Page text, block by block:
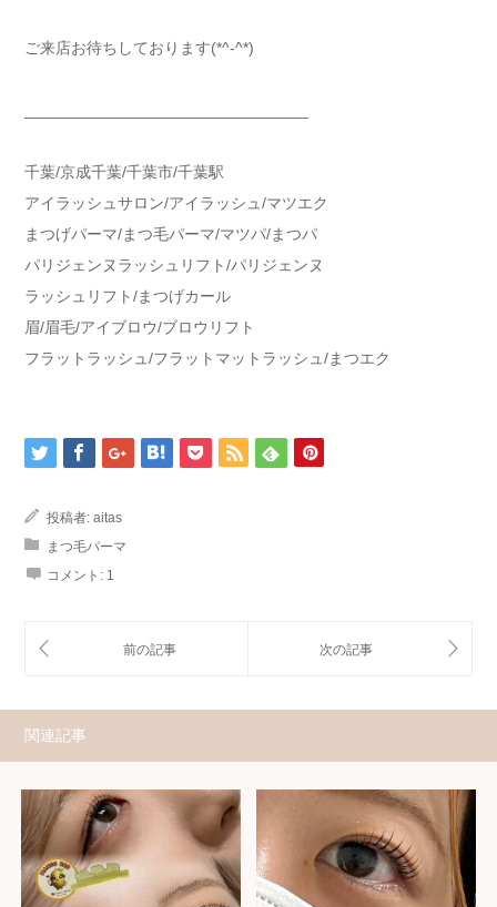
ご来店お待ちしております(*^-^*)
千葉/京成千葉/千葉市/千葉駅
アイラッシュサロン/アイラッシュ/マツエク
まつげパーマ/まつ毛パーマ/マツパ/まつパ
パリジェンヌラッシュリフト/パリジェンヌ
ラッシュリフト/まつげカール
眉/眉毛/アイブロウ/ブロウリフト
フラットラッシュ/フラットマットラッシュ/まつエク
投稿者: aitas
まつ毛パーマ
コメント: 1
関連記事